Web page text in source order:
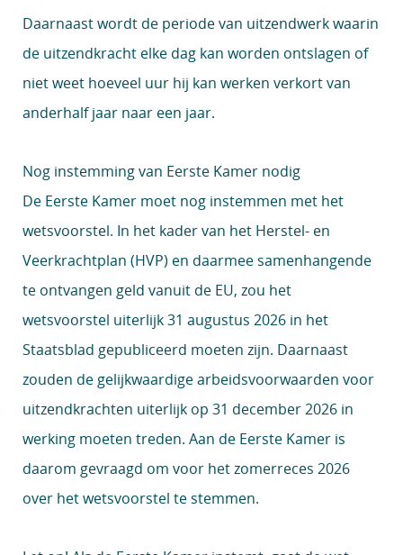
Daarnaast wordt de periode van uitzendwerk waarin
de uitzendkracht elke dag kan worden ontslagen of
niet weet hoeveel uur hij kan werken verkort van
anderhalf jaar naar een jaar.
Nog instemming van Eerste Kamer nodig
De Eerste Kamer moet nog instemmen met het
wetsvoorstel. In het kader van het Herstel- en
Veerkrachtplan (HVP) en daarmee samenhangende
te ontvangen geld vanuit de EU, zou het
wetsvoorstel uiterlijk 31 augustus 2026 in het
Staatsblad gepubliceerd moeten zijn. Daarnaast
zouden de gelijkwaardige arbeidsvoorwaarden voor
uitzendkrachten uiterlijk op 31 december 2026 in
werking moeten treden. Aan de Eerste Kamer is
daarom gevraagd om voor het zomerreces 2026
over het wetsvoorstel te stemmen.